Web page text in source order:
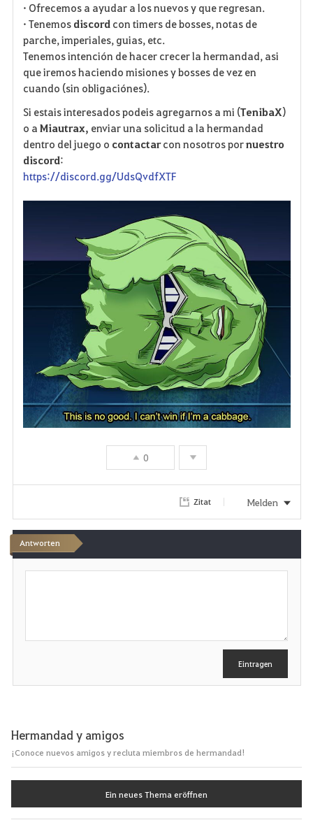
r
t
e
n
· Ofrecemos a ayudar a los nuevos y que regresan.
· Tenemos discordcon timers de bosses, notas de
parche, imperiales, guias, etc.
Tenemos intención de hacer crecer la hermandad, asi
que iremos haciendo misiones y bosses de vez en
cuando (sin obligaciónes).
Si estais interesados podeis agregarnos a mi (TenibaX)
o a Miautrax, enviar una solicitud a la hermandad
dentro del juego o contactarcon nosotros pornuestro
discord:
https://discord.gg/UdsQvdfXTF
0
Zitat Melden
Antworten
S
b
Eintragen
Hermandad y amigos
¡Conoce nuevos amigos y recluta miembros de hermandad!
Ein neues Thema eröffnen